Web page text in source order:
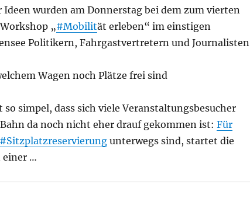
Ideen wurden am Donnerstag bei dem zum vierten
„#Mobilität erleben“ im einstigen
Politikern, Fahrgastvertretern und Journalisten
Wagen noch Plätze frei sind
so simpel, dass sich viele Veranstaltungsbesucher
da noch nicht eher drauf gekommen ist: Für
#Sitzplatzreservierungunterwegs sind, startet die
einer …